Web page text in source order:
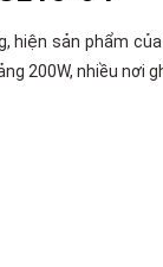
sản phẩm
200W, nhiều nơi